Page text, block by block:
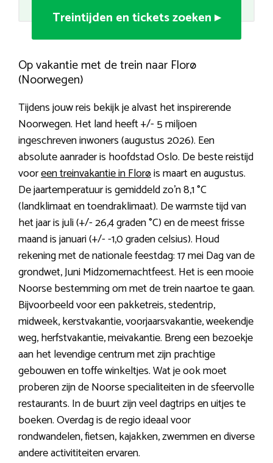
Treintijden en tickets zoeken ▸
Op vakantie met de trein naar Florø
(Noorwegen)
Tijdens jouw reis bekijk je alvast het inspirerende
Noorwegen. Het land heeft +/- 5 miljoen
ingeschreven inwoners (augustus 2026). Een
absolute aanrader is hoofdstad Oslo. De beste reistijd
vooreen treinvakantie in Florøis maart en augustus.
De jaartemperatuur is gemiddeld zo’n 8,1 °C
(landklimaat en toendraklimaat). De warmste tijd van
het jaar is juli (+/- 26,4 graden °C) en de meest frisse
maand is januari (+/- -1,0 graden celsius). Houd
rekening met de nationale feestdag: 17 mei Dag van de
grondwet, Juni Midzomernachtfeest. Het is een mooie
Noorse bestemming om met de trein naartoe te gaan.
Bijvoorbeeld voor een pakketreis, stedentrip,
midweek, kerstvakantie, voorjaarsvakantie, weekendje
weg, herfstvakantie, meivakantie. Breng een bezoekje
aan het levendige centrum met zijn prachtige
gebouwen en toffe winkeltjes. Wat je ook moet
proberen zijn de Noorse specialiteiten in de sfeervolle
restaurants. In de buurt zijn veel dagtrips en uitjes te
boeken. Overdag is de regio ideaal voor
rondwandelen, fietsen, kajakken, zwemmen en diverse
andere activititeiten ervaren.